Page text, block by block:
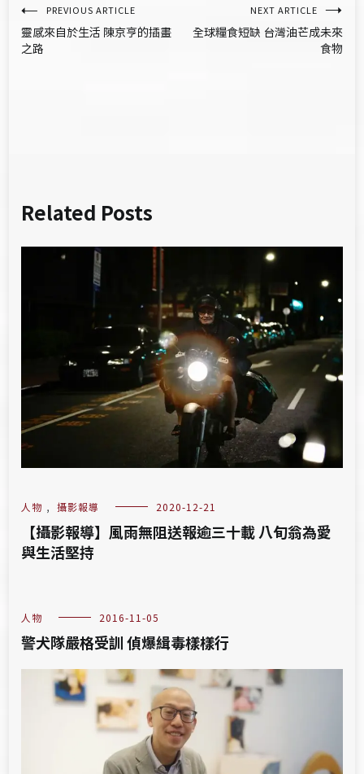
文
章
PREVIOUS ARTICLE
靈感來自於生活 陳京亨的插畫
之路
NEXT ARTICLE
全球糧食短缺 台灣油芒成未來
食物
Related Posts
人物 , 攝影報導 2020-12-21
【攝影報導】風雨無阻送報逾三十載 八旬翁為愛
與生活堅持
人物 2016-11-05
警犬隊嚴格受訓 偵爆緝毒樣樣行